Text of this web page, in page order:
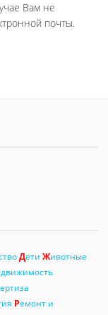
Вам не
почты.
Дети Животные
Ремонт и